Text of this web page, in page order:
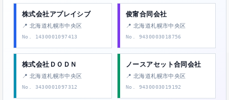
株式会社アプレイシブ
📍 北海道札幌市中央区
No. 1430001097413
俊甯合同会社
📍 北海道札幌市中央区
No. 9430003018756
株式会社ＤＯＤＮ
📍 北海道札幌市中央区
No. 3430001097312
ノースアセット合同会社
📍 北海道札幌市中央区
No. 9430003019192